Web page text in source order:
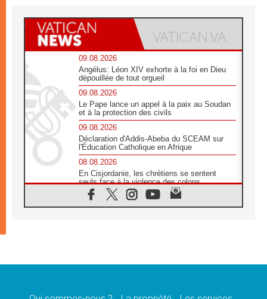
09.08.2026
Angélus: Léon XIV exhorte à la foi en Dieu
dépouillée de tout orgueil
09.08.2026
Le Pape lance un appel à la paix au Soudan
et à la protection des civils
09.08.2026
Déclaration d'Addis-Abeba du SCEAM sur
l'Éducation Catholique en Afrique
08.08.2026
En Cisjordanie, les chrétiens se sentent
seuls face à la violence des colons
08.08.2026
Léon XIV au sanctuaire de Notre Dame du
08.08.2026